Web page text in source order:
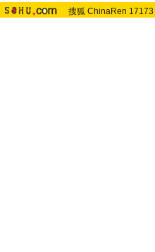
搜狐 ChinaRen 17173